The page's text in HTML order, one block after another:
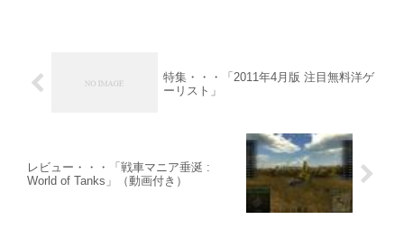
特集・・・「2011年4月版 注目無料洋ゲ
ーリスト」
レビュー・・・「戦車マニア垂涎 :
World of Tanks」（動画付き）